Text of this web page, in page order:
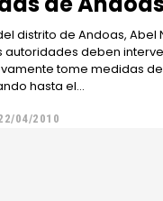
distrito de Andoas, Abel
autoridades deben
tome medidas de lucha.
hasta el...
04/2010